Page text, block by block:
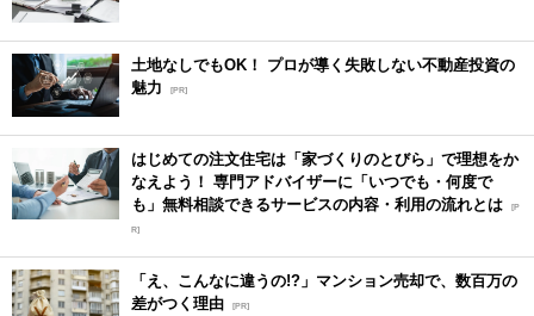
土地なしでもOK！ プロが導く失敗しない不動産投資の
魅力
[PR]
はじめての注文住宅は「家づくりのとびら」で理想をか
なえよう！ 専門アドバイザーに「いつでも・何度で
も」無料相談できるサービスの内容・利用の流れとは [P
R]
「え、こんなに違うの!?」マンション売却で、数百万の
差がつく理由 [PR]